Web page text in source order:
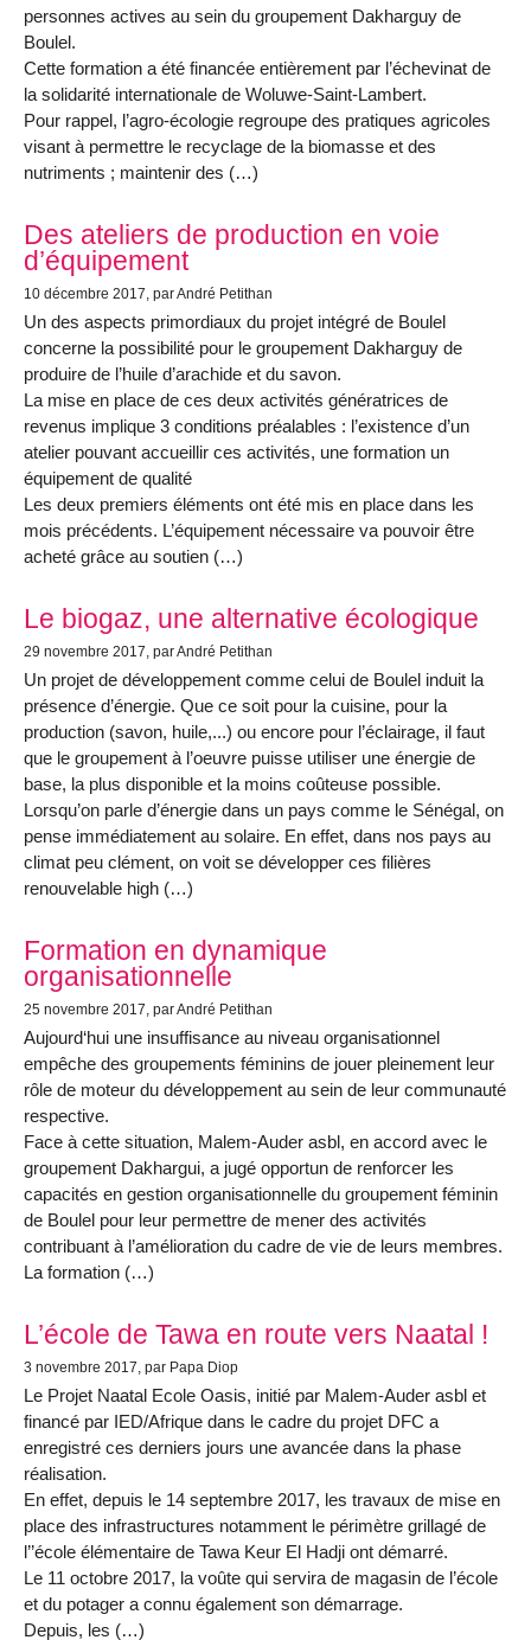
personnes actives au sein du groupement Dakharguy de
Boulel.
Cette formation a été financée entièrement par l’échevinat de
la solidarité internationale de Woluwe-Saint-Lambert.
Pour rappel, l’agro-écologie regroupe des pratiques agricoles
visant à permettre le recyclage de la biomasse et des
nutriments ; maintenir des (…)
Des ateliers de production en voie
d’équipement
10 décembre 2017, par André Petithan
Un des aspects primordiaux du projet intégré de Boulel
concerne la possibilité pour le groupement Dakharguy de
produire de l’huile d’arachide et du savon.
La mise en place de ces deux activités génératrices de
revenus implique 3 conditions préalables : l’existence d’un
atelier pouvant accueillir ces activités, une formation un
équipement de qualité
Les deux premiers éléments ont été mis en place dans les
mois précédents. L’équipement nécessaire va pouvoir être
acheté grâce au soutien (…)
Le biogaz, une alternative écologique
29 novembre 2017, par André Petithan
Un projet de développement comme celui de Boulel induit la
présence d’énergie. Que ce soit pour la cuisine, pour la
production (savon, huile,...) ou encore pour l’éclairage, il faut
que le groupement à l’oeuvre puisse utiliser une énergie de
base, la plus disponible et la moins coûteuse possible.
Lorsqu’on parle d’énergie dans un pays comme le Sénégal, on
pense immédiatement au solaire. En effet, dans nos pays au
climat peu clément, on voit se développer ces filières
renouvelable high (…)
Formation en dynamique
organisationnelle
25 novembre 2017, par André Petithan
Aujourd‘hui une insuffisance au niveau organisationnel
empêche des groupements féminins de jouer pleinement leur
rôle de moteur du développement au sein de leur communauté
respective.
Face à cette situation, Malem-Auder asbl, en accord avec le
groupement Dakhargui, a jugé opportun de renforcer les
capacités en gestion organisationnelle du groupement féminin
de Boulel pour leur permettre de mener des activités
contribuant à l’amélioration du cadre de vie de leurs membres.
La formation (…)
L’école de Tawa en route vers Naatal !
3 novembre 2017 , par Papa Diop
Le Projet Naatal Ecole Oasis, initié par Malem-Auder asbl et
financé par IED/Afrique dans le cadre du projet DFC a
enregistré ces derniers jours une avancée dans la phase
réalisation.
En effet, depuis le 14 septembre 2017, les travaux de mise en
place des infrastructures notamment le périmètre grillagé de
l’’école élémentaire de Tawa Keur El Hadji ont démarré.
Le 11 octobre 2017, la voûte qui servira de magasin de l’école
et du potager a connu également son démarrage.
Depuis, les (…)